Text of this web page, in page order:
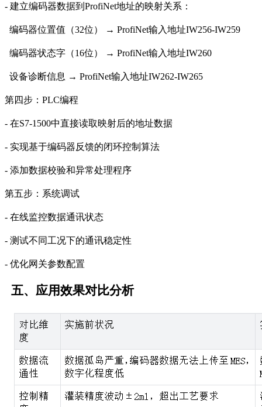
- 建立编码器数据到 ProfiNet地址的映射关系：
编码器位置值（32位） → ProfiNet输入地址IW256-IW259
编码器状态字（16位） → ProfiNet输入地址IW260
设备诊断信息 → ProfiNet输入地址IW262-IW265
第四步： PLC编程
- 在S7-1500中直接读取映射后的地址数据
- 实现基于编码器反馈的闭环控制算法
- 添加数据校验和异常处理程序
第五步：系统调试
- 在线监控数据通讯状态
- 测试不同工况下的通讯稳定性
- 优化网关参数配置
五、 应用效果对比分析